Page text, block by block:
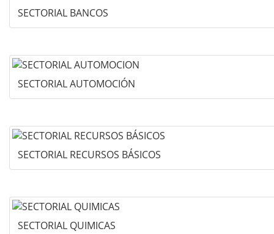
SECTORIAL BANCOS
SECTORIAL AUTOMOCIÓN
SECTORIAL RECURSOS BÁSICOS
SECTORIAL QUIMICAS